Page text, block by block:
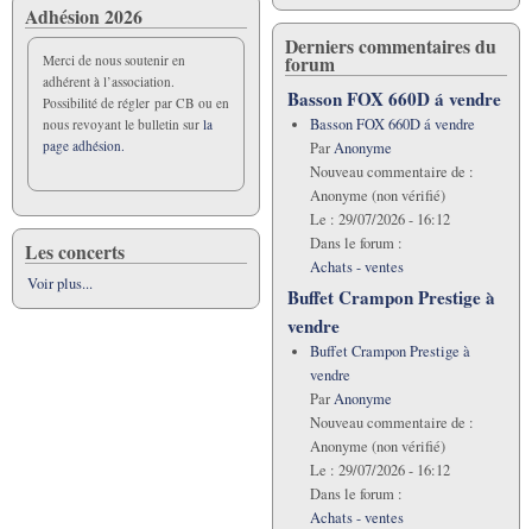
Adhésion 2026
Merci de nous soutenir en
adhérent à l’association.
Possibilité de régler par CB ou en
nous revoyant le bulletin sur la
page adhésion.
Les concerts
Voir plus...
Derniers commentaires du
forum
Basson FOX 660D á vendre
Basson FOX 660D á vendre
ParAnonyme
Nouveau commentaire de :
Anonyme (non vérifié)
Le : 29/07/2026 - 16:12
Dans le forum :
Achats - ventes
Buffet Crampon Prestige à
vendre
Buffet Crampon Prestige à
vendre
ParAnonyme
Nouveau commentaire de :
Anonyme (non vérifié)
Le : 29/07/2026 - 16:12
Dans le forum :
Achats - ventes